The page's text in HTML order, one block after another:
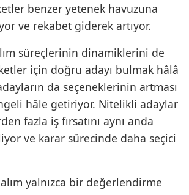
benzer yetenek havuzuna
ve rekabet giderek artıyor.
süreçlerinin dinamiklerini de
için doğru adayı bulmak hâlâ
da seçeneklerinin artması
hâle getiriyor. Nitelikli adaylar
fazla iş fırsatını aynı anda
ve karar sürecinde daha seçici
yalnızca bir değerlendirme